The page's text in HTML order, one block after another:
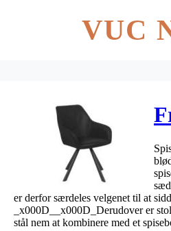
VUC
er derfor særdeles velgenet til at
_x000D__x000D_Derudover er
stål nem at kombinere med et